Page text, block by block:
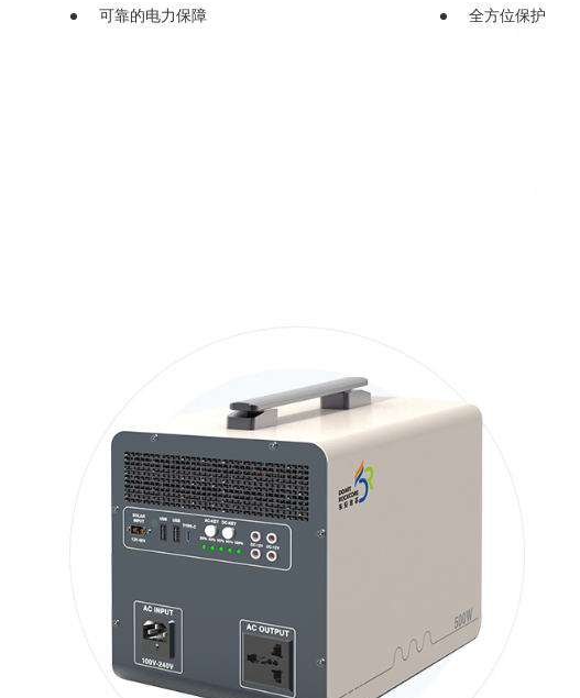
可靠的电力保障
全方位保护